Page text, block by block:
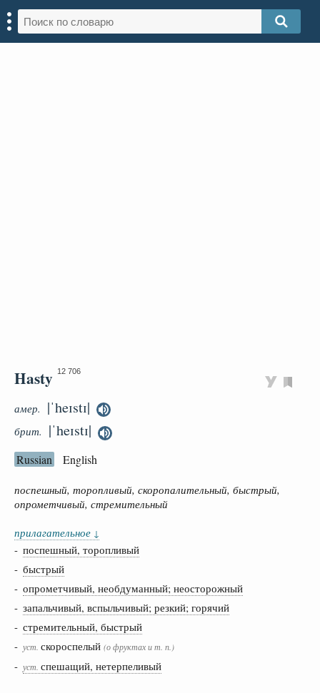
Hasty 12 706
амер. |ˈheɪstɪ|
брит. |ˈheɪstɪ|
Russian English
поспешный, торопливый, скоропалительный, быстрый,
опрометчивый, стремительный
прилагательное ↓
- поспешный, торопливый
- быстрый
- опрометчивый, необдуманный; неосторожный
- запальчивый, вспыльчивый; резкий; горячий
- стремительный, быстрый
- уст. скороспелый (о фруктах и т. п.)
- уст. спешащий, нетерпеливый